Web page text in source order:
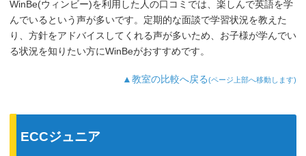
すぐにlisteningの力がつくのだろう
か！？とびっくりしました。 その後、
「読む、書く」も力をつけるために、フ
ォニックスコースに入会し、少しずつ力
先生達は決して子どもたちを否定せず、
良いところをほめてくださるので、 息子
期的に面談で息子の授業の様子や学習状
WinBe(ウィンビー)を利用した人の口コミでは、楽しんで英語を学
んでいるという声が多いです。定期的な面談で学習状況を教えた
り、方針をアドバイスしてくれる声が多いため、お子様が学んでい
る状況を知りたい方にWinBeがおすすめです。
▲教室の比較へ戻る(ページ上部へ移動します)
ECCジュニア